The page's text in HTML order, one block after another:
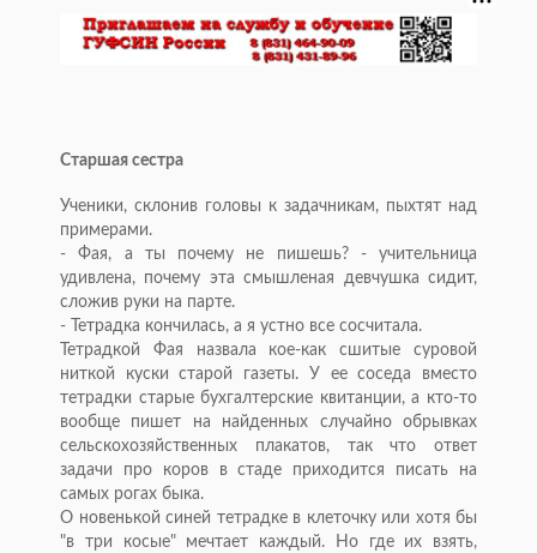
Старшая сестра
Ученики, склонив головы к задачникам, пыхтят над
примерами.
- Фая, а ты почему не пишешь? - учительница
удивлена, почему эта смышленая девчушка сидит,
сложив руки на парте.
- Тетрадка кончилась, а я устно все сосчитала.
Тетрадкой Фая назвала кое-как сшитые суровой
ниткой куски старой газеты. У ее соседа вместо
тетрадки старые бухгалтерские квитанции, а кто-то
вообще пишет на найденных случайно обрывках
сельскохозяйственных плакатов, так что ответ
задачи про коров в стаде приходится писать на
самых рогах быка.
О новенькой синей тетрадке в клеточку или хотя бы
"в три косые" мечтает каждый. Но где их взять,